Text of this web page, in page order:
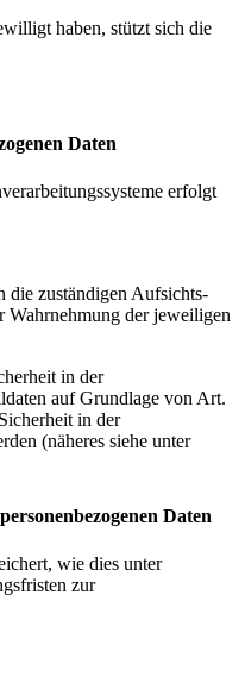
haben, stützt sich die
Daten
erfolgt
die zuständigen Aufsichts-
Wahrnehmung der jeweiligen
in der
auf Grundlage von Art.
in der
(näheres siehe unter
Daten
wie dies unter
zur